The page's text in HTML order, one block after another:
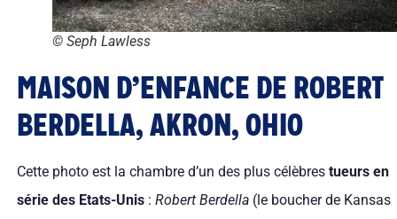
© Seph Lawless
MAISON D’ENFANCE DE ROBERT
BERDELLA, AKRON, OHIO
Cette photo est la chambre d’un des plus célèbres tueurs en
série des Etats-Unis: Robert Berdella(le boucher de Kansas